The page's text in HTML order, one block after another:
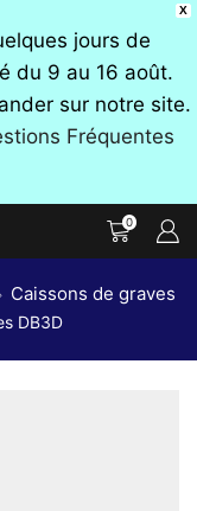
X
jours de
du 9 au 16 août.
sur notre site.
Fréquentes
0
Caissons de graves
DB3D